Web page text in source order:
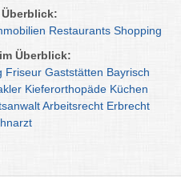
Restaurants Shopping
Überblick:
Friseur Gaststätten Bayrisch
Kieferorthopäde Küchen
Arbeitsrecht Erbrecht